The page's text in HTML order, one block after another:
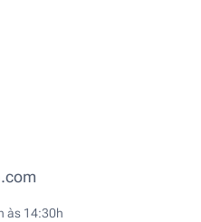
às 14:30h